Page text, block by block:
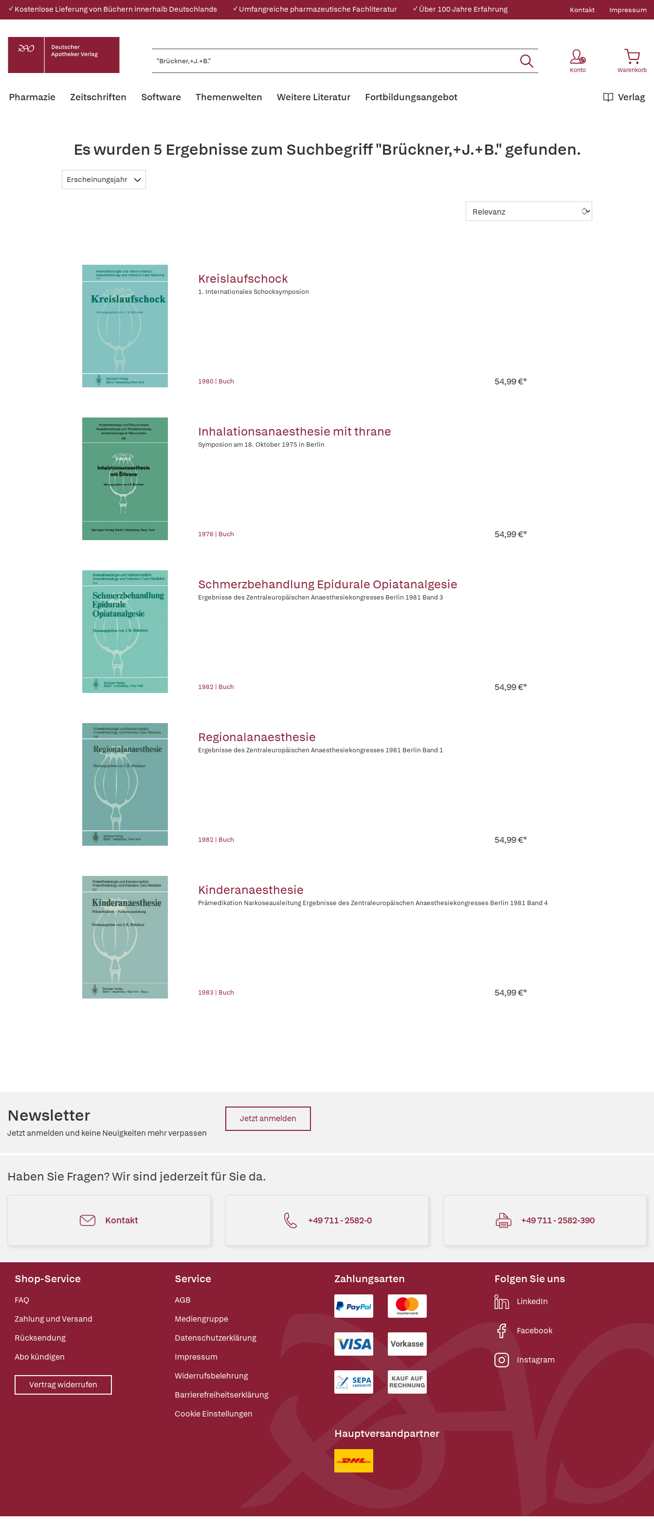
✓ Kostenlose Lieferung von Büchern innerhalb Deutschlands ✓ Umfangreiche pharmazeutische Fachliteratur ✓ Über 100 Jahre Erfahrung Kontakt Impressum
Konto Warenkorb
Pharmazie Zeitschriften Software Themenwelten Weitere Literatur Verlag
Fortbildungsangebot
Es wurden 5 Ergebnisse zum Suchbegriff "Brückner,+J.+B." gefunden.
Erscheinungsjahr
Kreislaufschock
1. Internationales Schocksymposion
1980 | Buch 54,99 €*
Inhalationsanaesthesie mit thrane
Symposion am 18. Oktober 1975 in Berlin
1976 | Buch 54,99 €*
Schmerzbehandlung Epidurale Opiatanalgesie
Ergebnisse des Zentraleuropäischen Anaesthesiekongresses Berlin 1981 Band 3
1982 | Buch 54,99 €*
Regionalanaesthesie
Ergebnisse des Zentraleuropäischen Anaesthesiekongresses 1981 Berlin Band 1
1982 | Buch 54,99 €*
Kinderanaesthesie
Prämedikation Narkoseausleitung Ergebnisse des Zentraleuropäischen Anaesthesiekongresses Berlin 1981 Band 4
1983 | Buch 54,99 €*
Newsletter
Jetzt anmelden und keine Neuigkeiten mehr verpassen
Jetzt anmelden
Haben Sie Fragen? Wir sind jederzeit für Sie da.
Kontakt +49 711 - 2582-0 +49 711 - 2582-390
Shop-Service
FAQ
Zahlung und Versand
Rücksendung
Abo kündigen
Vertrag widerrufen
Service
AGB
Mediengruppe
Datenschutzerklärung
Impressum
Widerrufsbelehrung
Barrierefreiheitserklärung
Cookie Einstellungen
Zahlungsarten
Hauptversandpartner
Folgen Sie uns
LinkedIn
Facebook
Instagram